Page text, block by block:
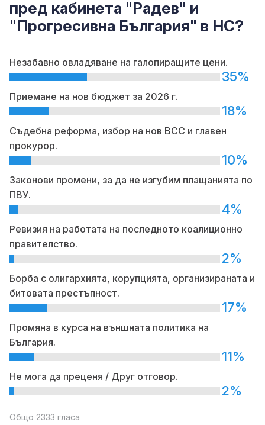
пред кабинета "Радев" и
"Прогресивна България" в НС?
Незабавно овладяване на галопиращите цени.
35%
Приемане на нов бюджет за 2026 г.
18%
Съдебна реформа, избор на нов ВСС и главен
прокурор.
10%
Законови промени, за да не изгубим плащанията по
ПВУ.
4%
Ревизия на работата на последното коалиционно
правителство.
2%
Борба с олигархията, корупцията, организираната и
битовата престъпност.
17%
Промяна в курса на външната политика на
България.
11%
Не мога да преценя / Друг отговор.
2%
Общо 2333 гласа